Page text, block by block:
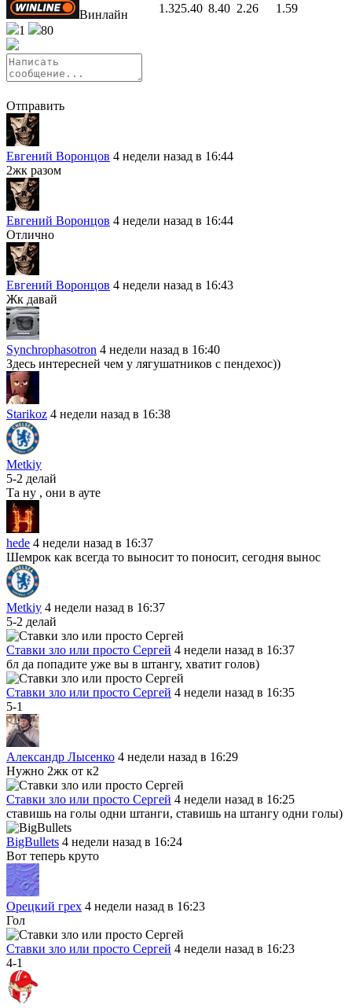
Винлайн 1.325.40 8.40 2.26
1.59
1
80
Отправить
Евгений Воронцов 4 недели назад в 16:44
2жк разом
Евгений Воронцов 4 недели назад в 16:44
Отлично
Евгений Воронцов 4 недели назад в 16:43
Жк давай
Synchrophasotron 4 недели назад в 16:40
Здесь интересней чем у лягушатников с пендехос))
Starikoz 4 недели назад в 16:38
Metkiy
5-2 делай
Та ну , они в ауте
hede 4 недели назад в 16:37
Шемрок как всегда то выносит то поносит, сегодня вынос
Metkiy 4 недели назад в 16:37
5-2 делай
Ставки зло или просто Сергей 4 недели назад в 16:37
бл да попадите уже вы в штангу, хватит голов)
Ставки зло или просто Сергей 4 недели назад в 16:35
5-1
Александр Лысенко 4 недели назад в 16:29
Нужно 2жк от к2
Ставки зло или просто Сергей 4 недели назад в 16:25
ставишь на голы одни штанги, ставишь на штангу одни голы)
BigBullets 4 недели назад в 16:24
Вот теперь круто
Орецкий грех 4 недели назад в 16:23
Гол
Ставки зло или просто Сергей 4 недели назад в 16:23
4-1